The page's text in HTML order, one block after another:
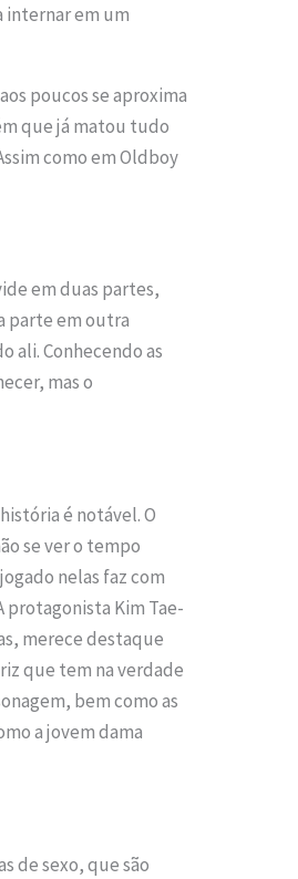
internar em um
poucos se aproxima
que já matou tudo
como em Oldboy
em duas partes,
parte em outra
ali. Conhecendo as
mas o
é notável. O
se ver o tempo
nelas faz com
protagonista Kim Tae-
merece destaque
que tem na verdade
bem como as
a jovem dama
de sexo, que são